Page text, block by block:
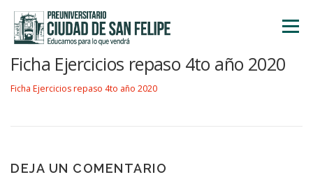
contenido
Menú
Ficha Ejercicios repaso 4to año 2020
Ficha Ejercicios repaso 4to año 2020
DEJA UN COMENTARIO